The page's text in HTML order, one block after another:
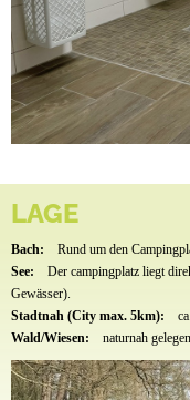
LAGE
Bach:
Rund um den
See:
Der campingplatz liegt
Gewässer).
Stadtnah (City max. 5km):
Wald/Wiesen:
naturnah